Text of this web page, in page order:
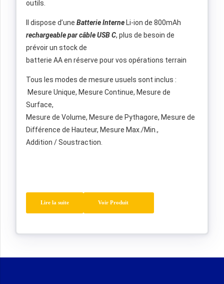
outils.
Il dispose d’une Batterie Interne Li-ion de 800mAh
rechargeable par câble USB C, plus de besoin de
prévoir un stock de
batterie AA en réserve pour vos opérations terrain
Tous les modes de mesure usuels sont inclus :
Mesure Unique, Mesure Continue, Mesure de
Surface,
Mesure de Volume, Mesure de Pythagore, Mesure de
Différence de Hauteur, Mesure Max./Min.,
Addition / Soustraction.
Lire la suite Voir Produit